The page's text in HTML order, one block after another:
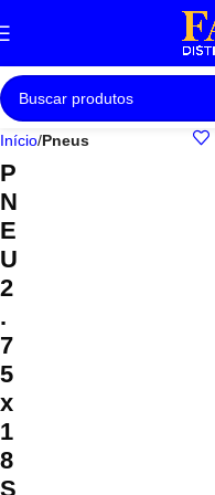
Início Pneus
P
N
E
U
2
.
7
5
x
1
8
S